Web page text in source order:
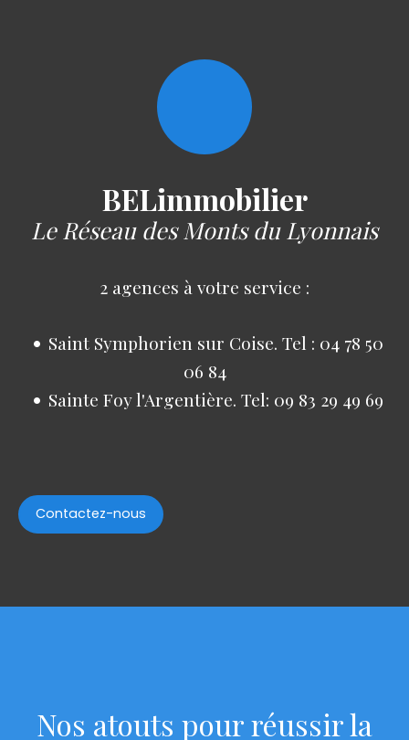
BELimmobilier
Le Réseau des Monts du Lyonnais
2 agences à votre service :
Saint Symphorien sur Coise. Tel : 04 78 50
06 84
Sainte Foy l'Argentière. Tel: 09 83 29 49 69
Contactez-nous
Nos atouts pour réussir la